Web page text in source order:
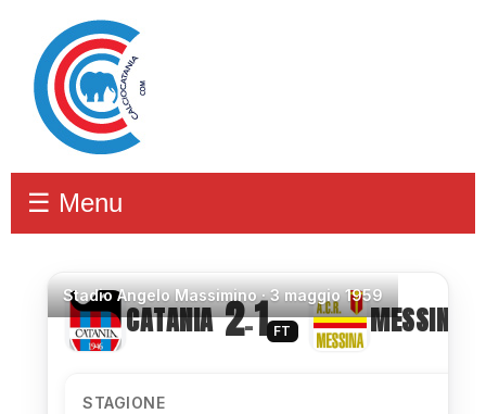
☰ Menu
StadioAngelo Massimino ·3 maggio 1959
CATANIA 2–1 FT MESSINA
STAGIONE